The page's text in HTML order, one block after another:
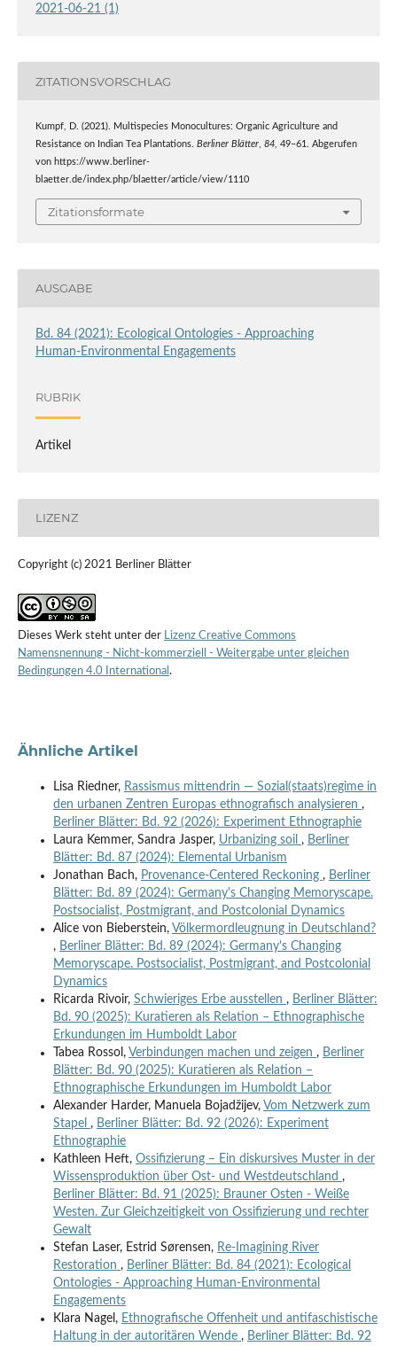
2021-06-21 (1)
ZITATIONSVORSCHLAG
Kumpf, D. (2021). Multispecies Monocultures: Organic Agriculture and
Resistance on Indian Tea Plantations. Berliner Blätter, 84, 49–61. Abgerufen
von https://www.berliner-
blaetter.de/index.php/blaetter/article/view/1110
Zitationsformate
AUSGABE
Bd. 84 (2021): Ecological Ontologies - Approaching
Human-Environmental Engagements
RUBRIK
Artikel
LIZENZ
Copyright (c) 2021 Berliner Blätter
Dieses Werk steht unter der Lizenz Creative Commons
Namensnennung - Nicht-kommerziell - Weitergabe unter gleichen
Bedingungen 4.0 International .
Ähnliche Artikel
Lisa Riedner, Rassismus mittendrin — Sozial(staats)regime in
den urbanen Zentren Europas ethnografisch analysieren ,
Berliner Blätter: Bd. 92 (2026): Experiment Ethnographie
Laura Kemmer, Sandra Jasper, Urbanizing soil , Berliner
Blätter: Bd. 87 (2024): Elemental Urbanism
Jonathan Bach, Provenance-Centered Reckoning , Berliner
Blätter: Bd. 89 (2024): Germany's Changing Memoryscape.
Postsocialist, Postmigrant, and Postcolonial Dynamics
Alice von Bieberstein, Völkermordleugnung in Deutschland?
, Berliner Blätter: Bd. 89 (2024): Germany's Changing
Memoryscape. Postsocialist, Postmigrant, and Postcolonial
Dynamics
Ricarda Rivoir, Schwieriges Erbe ausstellen , Berliner Blätter:
Bd. 90 (2025): Kuratieren als Relation – Ethnographische
Erkundungen im Humboldt Labor
Tabea Rossol, Verbindungen machen und zeigen , Berliner
Blätter: Bd. 90 (2025): Kuratieren als Relation –
Ethnographische Erkundungen im Humboldt Labor
Alexander Harder, Manuela Bojadžijev, Vom Netzwerk zum
Stapel , Berliner Blätter: Bd. 92 (2026): Experiment
Ethnographie
Kathleen Heft, Ossifizierung – Ein diskursives Muster in der
Wissensproduktion über Ost- und Westdeutschland ,
Berliner Blätter: Bd. 91 (2025): Brauner Osten - Weiße
Westen. Zur Gleichzeitigkeit von Ossifizierung und rechter
Gewalt
Stefan Laser, Estrid Sørensen, Re-Imagining River
Restoration , Berliner Blätter: Bd. 84 (2021): Ecological
Ontologies - Approaching Human-Environmental
Engagements
Klara Nagel, Ethnografische Offenheit und antifaschistische
Haltung in der autoritären Wende , Berliner Blätter: Bd. 92